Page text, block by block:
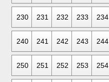
230 231 232 233 234
240 241 242 243 244
250 251 252 253 254